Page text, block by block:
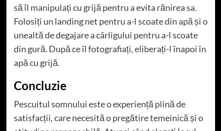
să îl manipulați cu grijă pentru a evita rănirea sa.
Folosiți un landing net pentru a-l scoate din apă și o
unealtă de degajare a cârligului pentru a-l scoate
din gură. După ce îl fotografiați, eliberați-l înapoi în
apă cu grijă.
Concluzie
Pescuitul somnului este o experiență plină de
satisfacții, care necesită o pregătire temeinică și o